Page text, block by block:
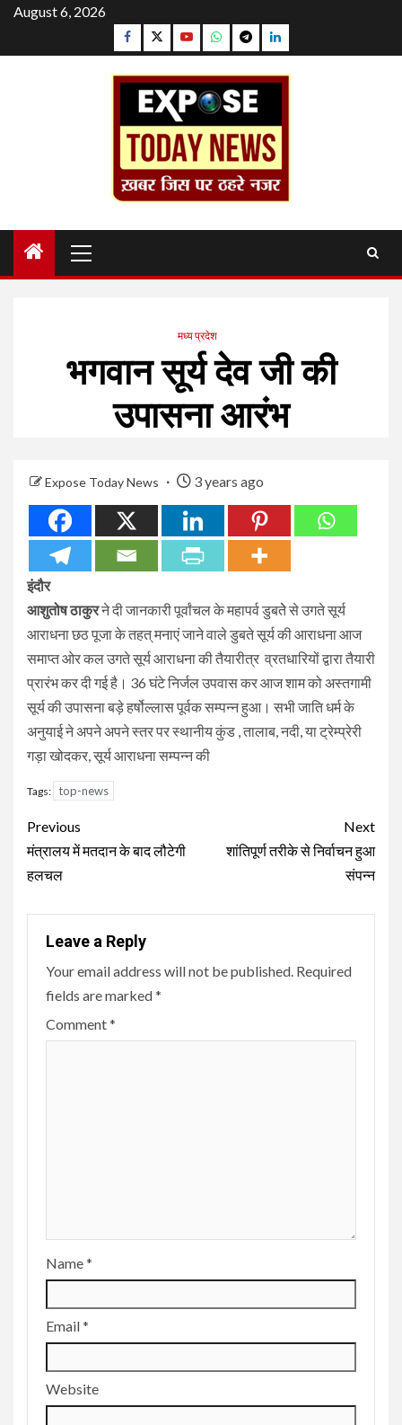
Skip
content
August 6, 2026
Facebook
TwitterYouTubeWhatsapp
TelegramLinkedin
Menu
मध्य प्रदेश
भगवान सूर्य देव जी की
उपासना आरंभ
Expose Today News 3 years ago
इंदौर
आशुतोष ठाकुरने दी जानकारी पूर्वांचल के महापर्व डुबतेे से उगते सूर्य
आराधना छठ पूजा के तहत् मनाएं जाने वाले डुबते सूर्य की आराधना आज
समाप्त ओर कल उगते सूर्य आराधना की तैयारीत्र व्रतधारियों द्वारा तैयारी
प्रारंभ कर दी गई है। 36 घंटे निर्जल उपवास कर आज शाम को अस्तगामी
सूर्य की उपासना बड़े हर्षोल्लास पूर्वक सम्पन्न हुआ। सभी जाति धर्म के
अनुयाई ने अपने अपने स्तर पर स्थानीय कुंड , तालाब, नदी, या ट्रेम्प्रेरी
गड़ा खोदकर, सूर्य आराधना सम्पन्न की
Tags: top-news
Continue
Reading
Previous
मंत्रालय में मतदान के बाद लौटेगी
हलचल
Next
शांतिपूर्ण तरीके से निर्वाचन हुआ
संपन्न
Leave a Reply
Your email address will not be published. Required
fields are marked*
Comment*
Name*
Email*
Website